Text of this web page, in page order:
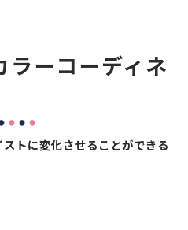
ーコーディネ
トに変化させることができる